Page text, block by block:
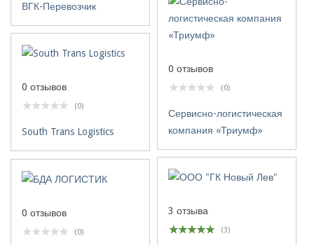
ВГК-Перевозчик
0 отзывов
(0)
Сервисно-логистическая
компания «Триумф»
0 отзывов
(0)
South Trans Logistics
3 отзыва
(3)
0 отзывов
(0)